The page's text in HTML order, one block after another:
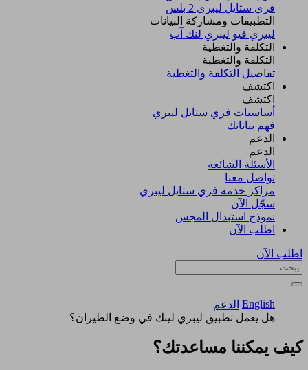
فري ستايل ليبري 2 بلس​
التطبيقات ومشاركة البيانات
ليبري ڤيو ليبري لنك آب
التكلفة والتغطية
التكلفة والتغطية
تفاصيل التكلفة والتغطية
اكتشف​
اكتشف​
أساسيات فري ستايل ليبري
فهم بياناتك
الدعم
الدعم
الأسئلة الشائعة
تواصل معنا
مراكز خدمة فري ستايل ليبري
سجّل الآن​
نموذج استبدال المجس
اطلب الآن
اطلب الآن
English الدعم
هل يعمل تطبيق ليبري لينك في وضع الطيران؟
كيف يمكننا مساعدتك؟